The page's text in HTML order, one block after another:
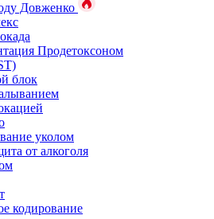
Довженко
Продетоксоном
блок
уколом
от алкоголя
кодирование